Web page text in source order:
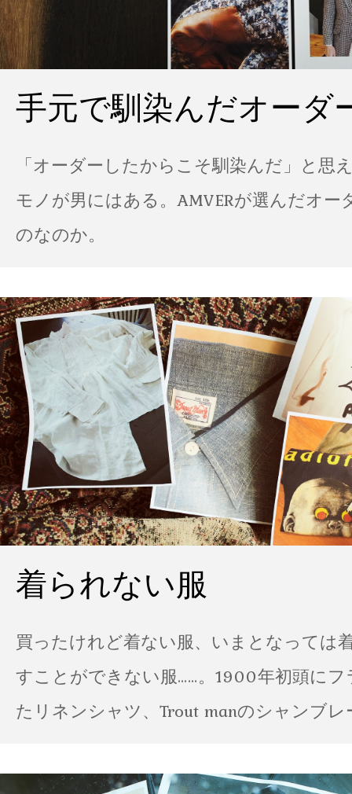
手元で馴染んだオーダ
「オーダーしたからこそ馴染んだ」と思
モノが男にはある。AMVERが選んだオー
のなのか。
着られない服
買ったけれど着ない服、いまとなっては
すことができない服……。1900年初頭に
たリネンシャツ、Trout manのシャンブ